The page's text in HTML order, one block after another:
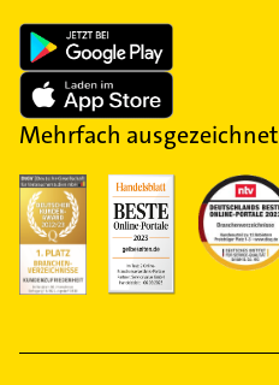
Mehrfach ausgezeichnet